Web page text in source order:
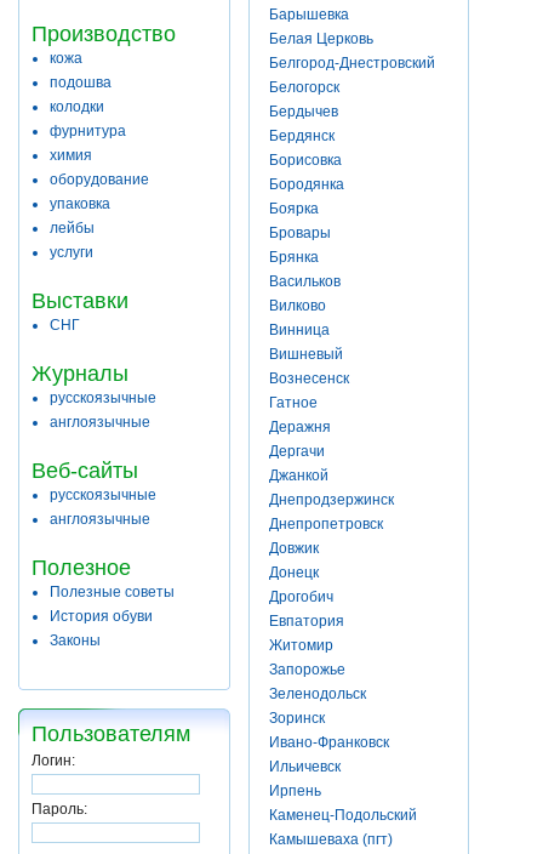
Производство
кожа
подошва
колодки
фурнитура
химия
оборудование
упаковка
лейбы
услуги
Выставки
СНГ
Журналы
русскоязычные
англоязычные
Веб-сайты
русскоязычные
англоязычные
Полезное
Полезные советы
История обуви
Законы
Пользователям
Логин:
Пароль:
Барышевка
Белая Церковь
Белгород-Днестровский
Белогорск
Бердычев
Бердянск
Борисовка
Бородянка
Боярка
Бровары
Брянка
Васильков
Вилково
Винница
Вишневый
Вознесенск
Гатное
Деражня
Дергачи
Джанкой
Днепродзержинск
Днепропетровск
Довжик
Донецк
Дрогобич
Евпатория
Житомир
Запорожье
Зеленодольск
Зоринск
Ивано-Франковск
Ильичевск
Ирпень
Каменец-Подольский
Камышеваха (пгт)